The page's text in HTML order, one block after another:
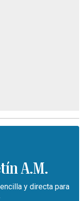
A.M.
y directa para